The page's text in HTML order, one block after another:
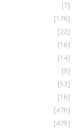
[7]
[176]
[22]
[16]
[14]
[9]
[53]
[16]
[476]
[479]